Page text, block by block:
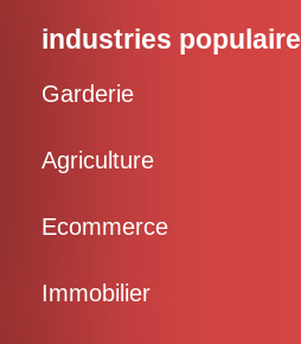
industries
Garderie
Agriculture
Ecommerce
Immobilier